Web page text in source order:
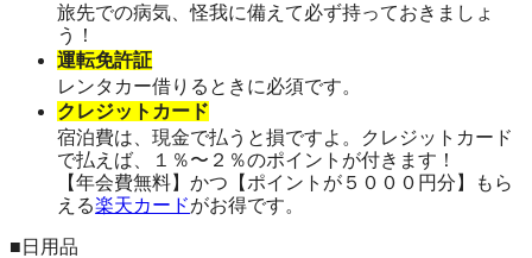
旅先での病気、怪我に備えて必ず持っておきましょ
う！
運転免許証
レンタカー借りるときに必須です。
クレジットカード
宿泊費は、現金で払うと損ですよ。クレジットカード
で払えば、１％〜２％のポイントが付きます！
【年会費無料】かつ【ポイントが５０００円分】もら
える楽天カードがお得です。
■日用品